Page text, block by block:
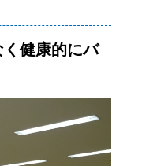
健康的にバ